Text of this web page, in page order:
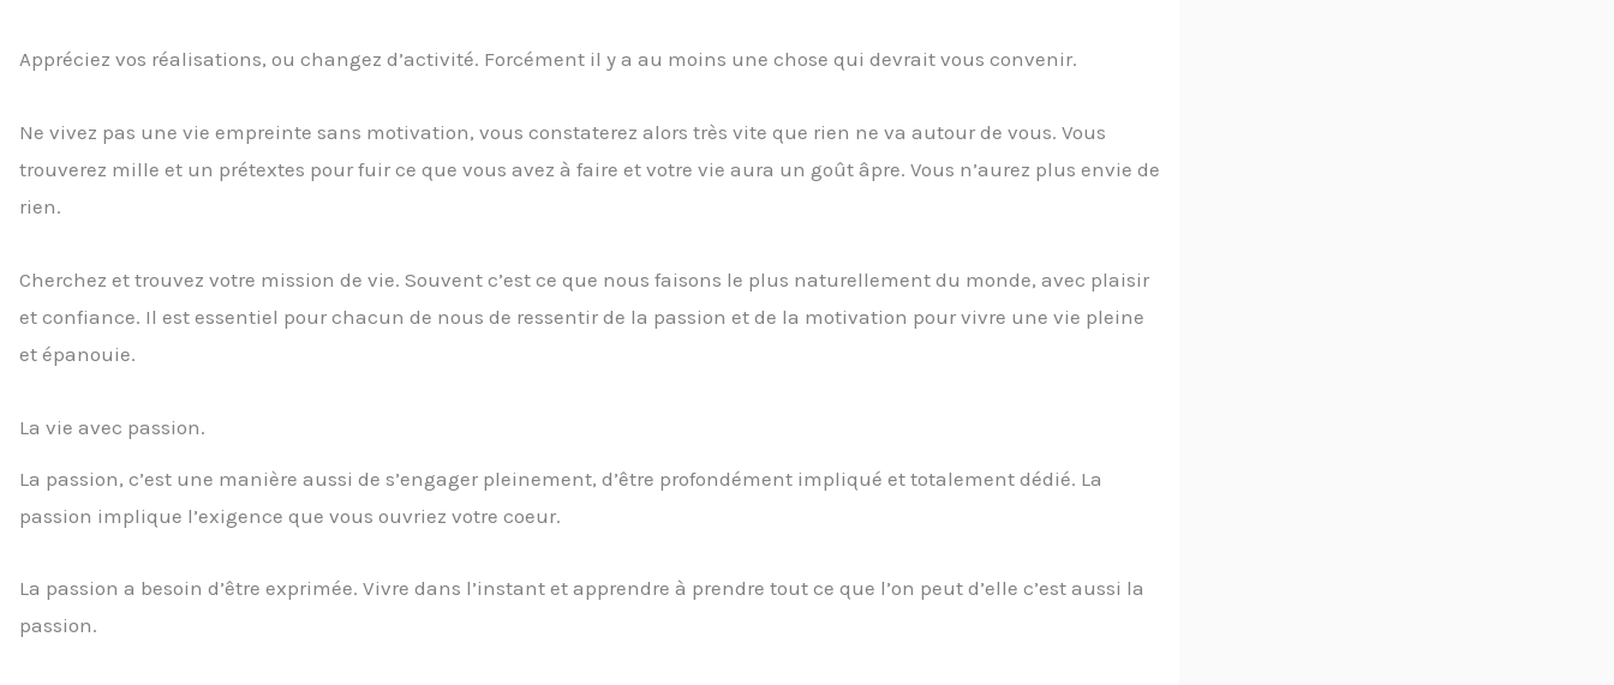
Appréciez vos réalisations, ou changez d’activité. Forcément il y a au moins une chose qui devrait vous convenir.
Ne vivez pas une vie empreinte sans motivation, vous constaterez alors très vite que rien ne va autour de vous. Vous
trouverez mille et un prétextes pour fuir ce que vous avez à faire et votre vie aura un goût âpre. Vous n’aurez plus envie de
rien.
Cherchez et trouvez votre mission de vie. Souvent c’est ce que nous faisons le plus naturellement du monde, avec plaisir
et confiance. Il est essentiel pour chacun de nous de ressentir de la passion et de la motivation pour vivre une vie pleine
et épanouie.
La vie avec passion.
La passion, c’est une manière aussi de s’engager pleinement, d’être profondément impliqué et totalement dédié. La
passion implique l’exigence que vous ouvriez votre coeur.
La passion a besoin d’être exprimée. Vivre dans l’instant et apprendre à prendre tout ce que l’on peut d’elle c’est aussi la
passion.